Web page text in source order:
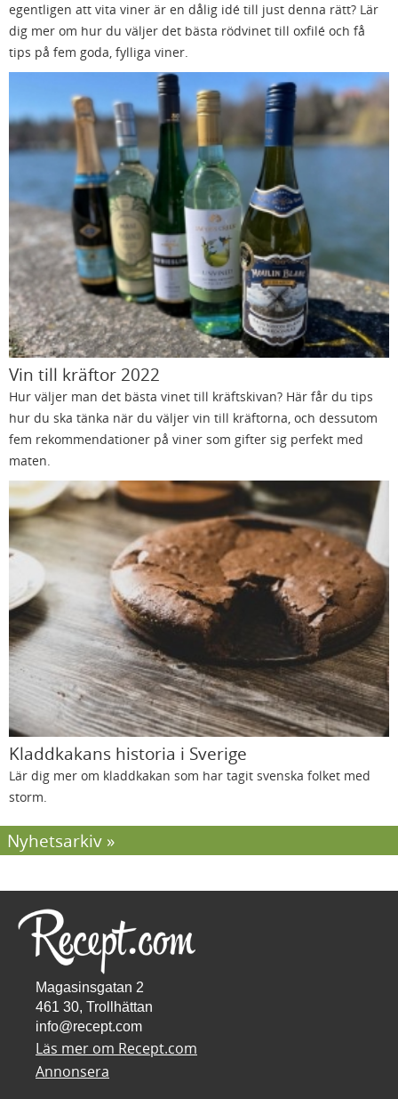
egentligen att vita viner är en dålig idé till just denna rätt? Lär
dig mer om hur du väljer det bästa rödvinet till oxfilé och få
tips på fem goda, fylliga viner.
Vin till kräftor 2022
Hur väljer man det bästa vinet till kräftskivan? Här får du tips
hur du ska tänka när du väljer vin till kräftorna, och dessutom
fem rekommendationer på viner som gifter sig perfekt med
maten.
Kladdkakans historia i Sverige
Lär dig mer om kladdkakan som har tagit svenska folket med
storm.
Nyhetsarkiv
Magasinsgatan 2
461 30, Trollhättan
info@recept.com
Läs mer om Recept.com
Annonsera